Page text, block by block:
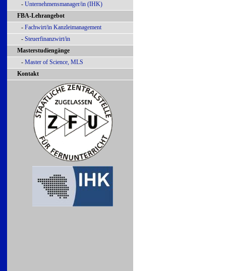
- Unternehmensmanager/in (IHK)
FBA-Lehrangebot
- Fachwirt/in Kanzleimanagement
- Steuerfinanzwirt/in
Masterstudiengänge
- Master of Science, MLS
Kontakt